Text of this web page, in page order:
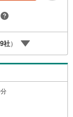
さい。■取り扱い
ンを始め多数物件
載しきれない物
ください。弊社ホ
！
9社）